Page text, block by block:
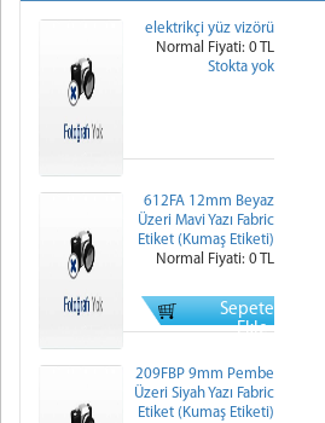
elektrikçi yüz vizörü
Normal Fiyati: 0 TL
Stokta yok
612FA 12mm Beyaz
Üzeri Mavi Yazı Fabric
Etiket (Kumaş Etiketi)
Normal Fiyati: 0 TL
Sepete
Ekle
209FBP 9mm Pembe
Üzeri Siyah Yazı Fabric
Etiket (Kumaş Etiketi)